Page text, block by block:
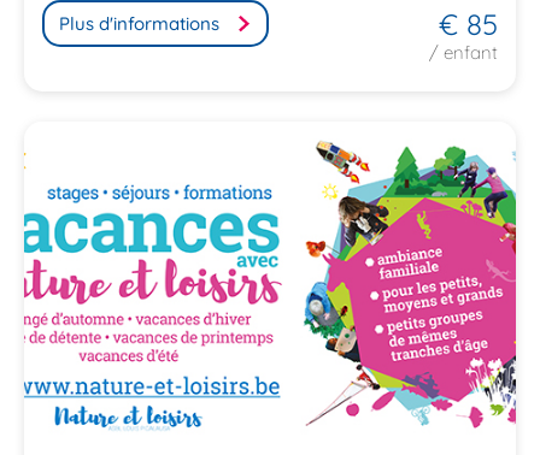
Plus d'informations € 85
/ enfant